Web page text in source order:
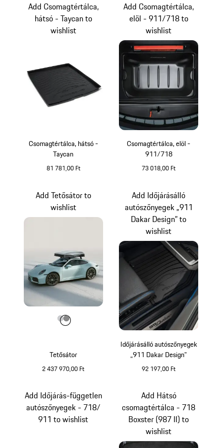
Csomagtértálca, hátsó -
Taycan
81 781,00 Ft
Add Csomagtértálca,
hátsó - Taycan to
wishlist
Csomagtértálca, elöl -
911/718
73 018,00 Ft
Add Csomagtértálca,
elöl - 911/718 to
wishlist
Tetősátor
2 437 970,00 Ft
Add Tetősátor to
wishlist
Szín
Szín
Szín
Időjárásálló autószőnyegek
„911 Dakar Design”
92 197,00 Ft
Add Időjárásálló
autószőnyegek „911
Dakar Design” to
wishlist
Add Időjárás-független
autószőnyegek - 718/
911 to wishlist
Add Hátsó
csomagtértálca - 718
Boxster (987 II) to
wishlist